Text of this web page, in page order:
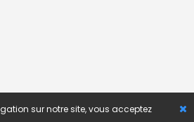
sur notre site, vous acceptez